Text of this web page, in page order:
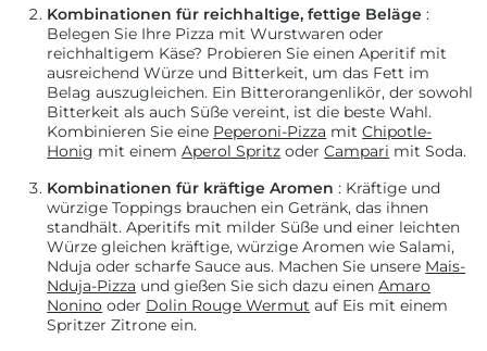
Kombinationen für reichhaltige, fettige Beläge :
Belegen Sie Ihre Pizza mit Wurstwaren oder
reichhaltigem Käse? Probieren Sie einen Aperitif mit
ausreichend Würze und Bitterkeit, um das Fett im
Belag auszugleichen. Ein Bitterorangenlikör, der sowohl
Bitterkeit als auch Süße vereint, ist die beste Wahl.
Kombinieren Sie eine Peperoni-Pizza mitChipotle-
Honig mit einemAperol Spritz oderCampari mit Soda.
Kombinationen für kräftige Aromen : Kräftige und
würzige Toppings brauchen ein Getränk, das ihnen
standhält. Aperitifs mit milder Süße und einer leichten
Würze gleichen kräftige, würzige Aromen wie Salami,
Nduja oder scharfe Sauce aus. Machen Sie unsere Mais-
Nduja-Pizza und gießen Sie sich dazu einenAmaro
Nonino oder Dolin Rouge Wermut auf Eis mit einem
Spritzer Zitrone ein.